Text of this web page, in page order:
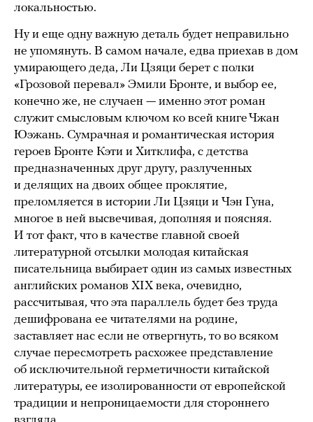
локальностью.
Ну и еще одну важную деталь будет неправильно
не упомянуть. В самом начале, едва приехав в дом
умирающего деда, Ли Цзяци берет с полки
«Грозовой перевал» Эмили Бронте, и выбор ее,
конечно же, не случаен — именно этот роман
служит смысловым ключом ко всей книге Чжан
Юэжань. Сумрачная и романтическая история
героев Бронте Кэти и Хитклифа, с детства
предназначенных друг другу, разлученных
и делящих на двоих общее проклятие,
преломляется в истории Ли Цзяци и Чэн Гуна,
многое в ней высвечивая, дополняя и поясняя.
И тот факт, что в качестве главной своей
литературной отсылки молодая китайская
писательница выбирает один из самых известных
английских романов XIX века, очевидно,
рассчитывая, что эта параллель будет без труда
дешифрована ее читателями на родине,
заставляет нас если не отвергнуть, то во всяком
случае пересмотреть расхожее представление
об исключительной герметичности китайской
литературы, ее изолированности от европейской
традиции и непроницаемости для стороннего